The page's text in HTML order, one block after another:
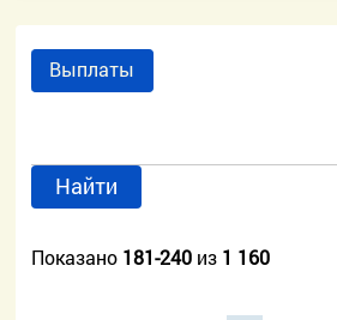
Выплаты
Найти
Показано 181-240 из 1 160